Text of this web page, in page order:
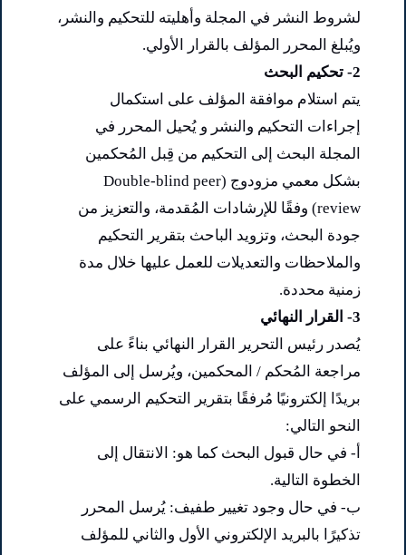
لشروط النشر في المجلة وأهليته للتحكيم والنشر،
ويُبلغ المحرر المؤلف بالقرار الأولي.
2- تحكيم البحث
يتم استلام موافقة المؤلف على استكمال
إجراءات التحكيم والنشر و يُحيل المحرر في
المجلة البحث إلى التحكيم من قِبل المُحكمين
بشكل معمي مزودوج (Double-blind peer
review) وفقًا للإرشادات المُقدمة، والتعزيز من
جودة البحث، وتزويد الباحث بتقرير التحكيم
والملاحظات والتعديلات للعمل عليها خلال مدة
زمنية محددة.
3- القرار النهائي
يُصدر رئيس التحرير القرار النهائي بناءً على
مراجعة المُحكم / المحكمين، ويُرسل إلى المؤلف
بريدًا إلكترونيًا مُرفقًا بتقرير التحكيم الرسمي على
النحو التالي:
أ- في حال قبول البحث كما هو: الانتقال إلى
الخطوة التالية.
ب- في حال وجود تغيير طفيف: يُرسل المحرر
تذكيرًا بالبريد الإلكتروني الأول والثاني للمؤلف